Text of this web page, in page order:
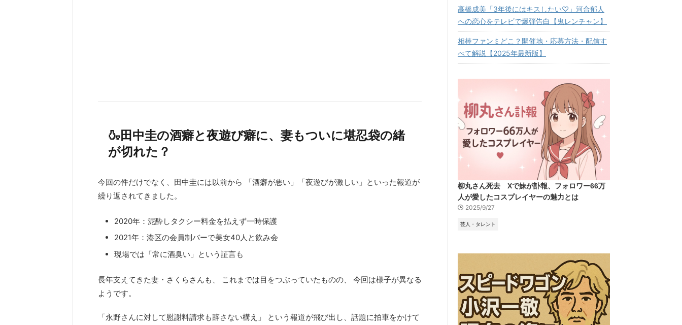
🍶田中圭の酒癖と夜遊び癖に、妻もついに堪忍袋の緒
が切れた？
今回の件だけでなく、田中圭には以前から 「酒癖が悪い」「夜遊びが激しい」といった報道が
繰り返されてきました。
2020年：泥酔しタクシー料金を払えず一時保護
2021年：港区の会員制バーで美女40人と飲み会
現場では「常に酒臭い」という証言も
長年支えてきた妻・さくらさんも、 これまでは目をつぶっていたものの、 今回は様子が異なる
ようです。
「永野さんに対して慰謝料請求も辞さない構え」 という報道が飛び出し、話題に拍車をかけて
高橋成美「3年後にはキスしたい♡」河合郁人
への恋心をテレビで爆弾告白【鬼レンチャン】
相棒ファンミどこ？開催地・応募方法・配信す
べて解説【2025年最新版】
柳丸さん死去 Xで妹が訃報、フォロワー66万
人が愛したコスプレイヤーの魅力とは
2025/9/27
芸人・タレント